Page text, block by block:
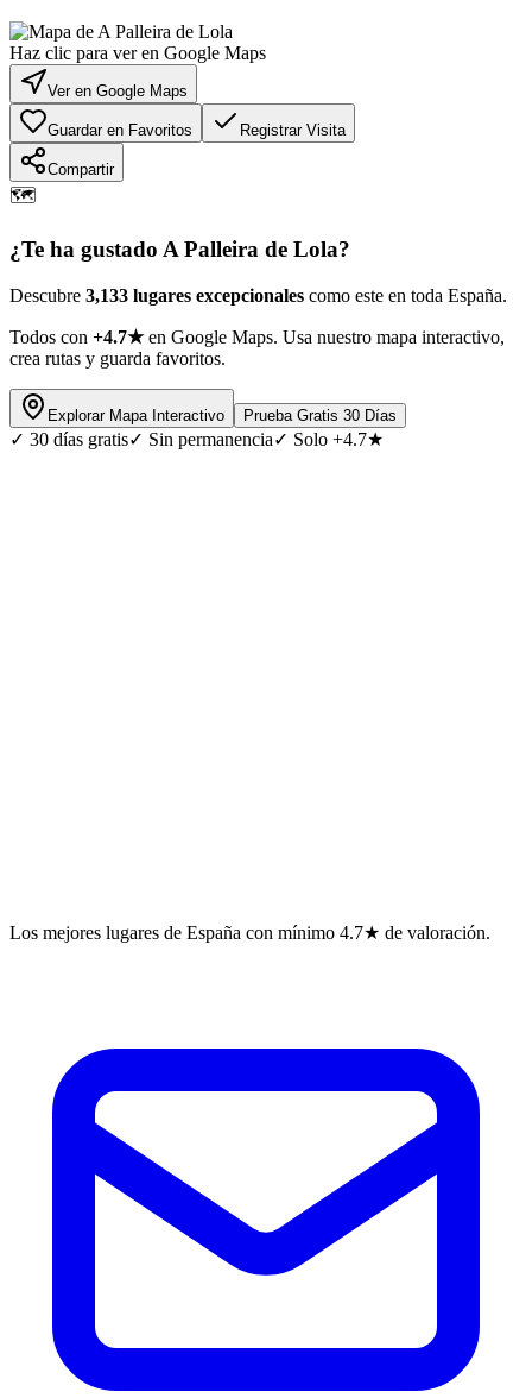
Haz clic para ver en Google Maps
Ver en Google Maps
Guardar en Favoritos Registrar Visita
Compartir
🗺️
¿Te ha gustado A Palleira de Lola?
Descubre 3,133 lugares excepcionales como este en toda España.
Todos con +4.7★en Google Maps. Usa nuestro mapa interactivo,
crea rutas y guarda favoritos.
Explorar Mapa Interactivo Prueba Gratis 30 Días
✓ 30 días gratis✓ Sin permanencia✓ Solo +4.7★
Los mejores lugares de España con mínimo 4.7★ de valoración.